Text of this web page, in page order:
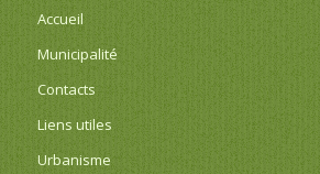
Accueil
Municipalité
Contacts
Liens utiles
Urbanisme